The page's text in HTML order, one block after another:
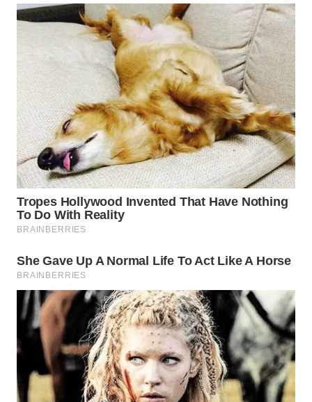
NEWS
TANI
WAHANA
ADVOKAT
WAHANA
INFRASTRUKTUR
WAHANA
KONSUMEN
WAHANA
LISTRIK
WAHANA
TRAVEL
WAHANA
TV